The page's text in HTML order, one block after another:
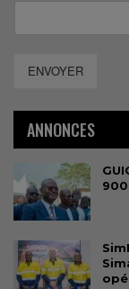
ENVOYER
ANNONCES